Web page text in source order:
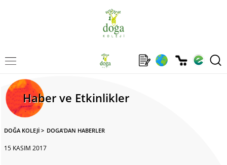
Haber ve Etkinlikler
DOĞA KOLEJİ > DOGA'DAN HABERLER
15 KASIM 2017